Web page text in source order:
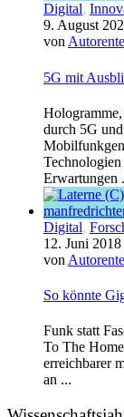
Digital,
9. August
von
5G mit
durch 5G
Technologien
Erwartungen
Digital,
12. Juni 2018
von
So könnte
Funk statt
To The
erreichbarer
an ...